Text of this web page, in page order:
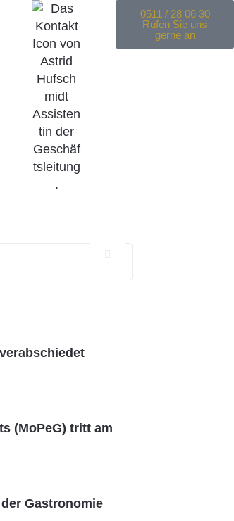
0511 / 28 06 30
Rufen Sie uns
gerne an
(MoPeG) tritt am
Gastronomie